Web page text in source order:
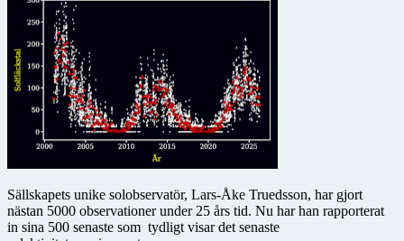
Sällskapets unike solobservatör, Lars-Åke Truedsson, har gjort
nästan 5000 observationer under 25 års tid. Nu har han rapporterat
in sina 500 senaste som tydligt visar det senaste